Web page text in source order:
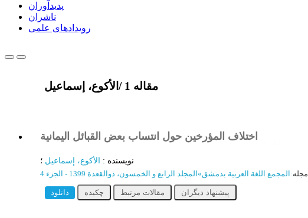
پدیدآوران
ناشران
رویدادهای علمی
الأکوع، إسماعیل / 1 مقاله
اختلاف المؤرخین حول انتساب بعض القبائل الیمانیة
نویسنده : الأکوع، إسماعیل ؛
مجله: المجمع اللغة العربیة بدمشق» المجلد الرابع و الخمسون، ذوالقعدة 1399 - الجزء 4
دانلود چکیده مقالات مرتبط پیشنهاد دیگران